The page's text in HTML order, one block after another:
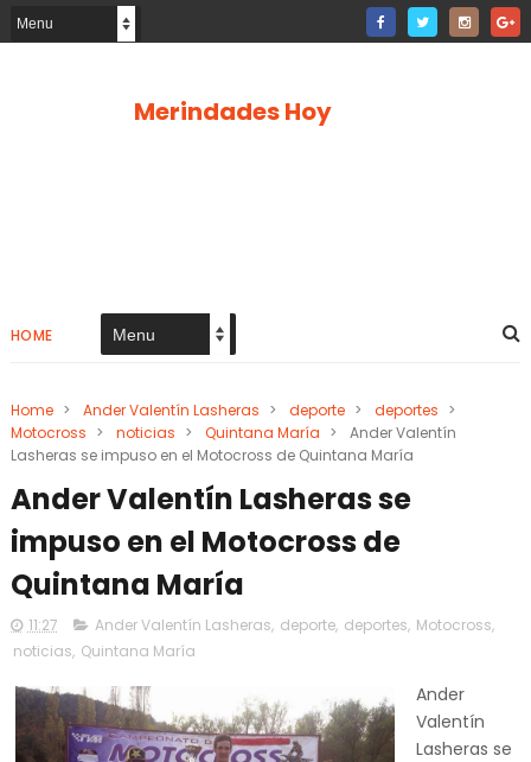
Merindades Hoy
HOME
Home > Ander Valentín Lasheras > deporte > deportes >
Motocross > noticias > Quintana María >
Ander Valentín
Lasheras se impuso en el Motocross de Quintana María
Ander Valentín Lasheras se
impuso en el Motocross de
Quintana María
11:27 Ander Valentín Lasheras, deporte, deportes, Motocross,
noticias, Quintana María
Ander
Valentín
Lasheras se